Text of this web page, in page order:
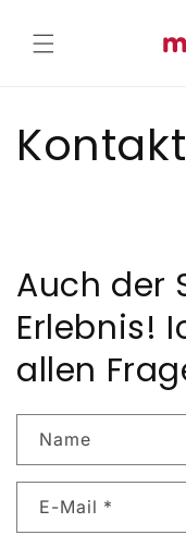
Inhalt
Kontakt
Auch der
Erlebnis!
allen
Name
E-Mail *